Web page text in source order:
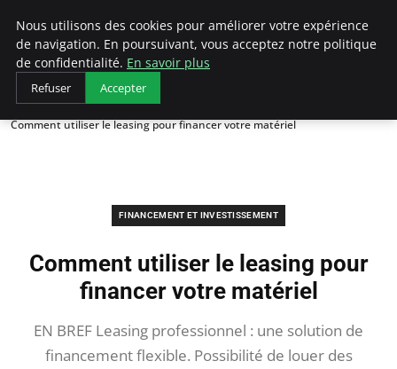
LECFCM
Accueil
Financement et investissement
Comment utiliser le leasing pour financer votre matériel
FINANCEMENT ET INVESTISSEMENT
Comment utiliser le leasing pour
financer votre matériel
EN BREF Leasing professionnel : une solution de
financement flexible. Possibilité de louer des
Nous utilisons des cookies pour améliorer votre expérience
de navigation. En poursuivant, vous acceptez notre politique
de confidentialité. En savoir plus
Refuser Accepter